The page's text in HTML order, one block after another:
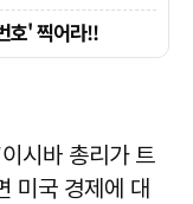
시바 총리가 트
미국 경제에 대